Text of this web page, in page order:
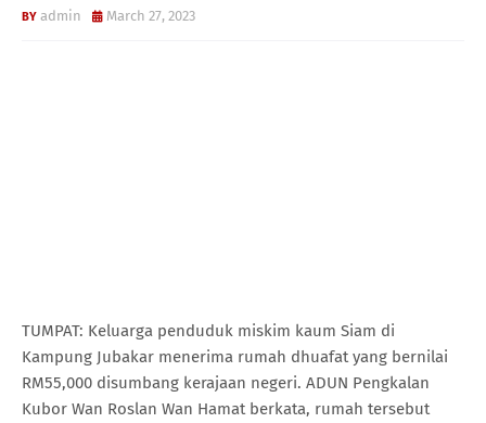
admin March 27, 2023
TUMPAT: Keluarga penduduk miskim kaum Siam di
Kampung Jubakar menerima rumah dhuafat yang bernilai
RM55,000 disumbang kerajaan negeri. ADUN Pengkalan
Kubor Wan Roslan Wan Hamat berkata, rumah tersebut